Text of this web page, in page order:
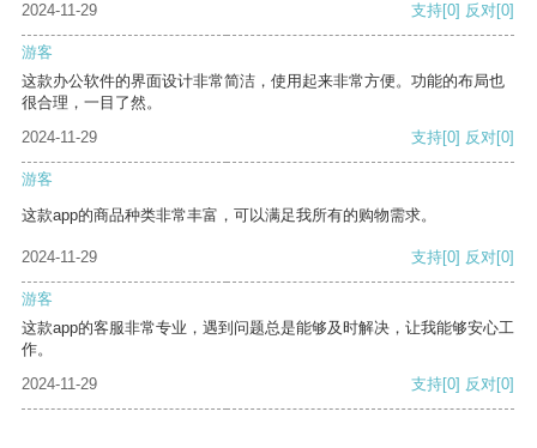
2024-11-29 支持[0] 反对[0]
游客
这款办公软件的界面设计非常简洁，使用起来非常方便。功能的布局也
很合理，一目了然。
2024-11-29
支持[0] 反对[0]
游客
这款app的商品种类非常丰富，可以满足我所有的购物需求。
2024-11-29 支持[0] 反对[0]
游客
这款app的客服非常专业，遇到问题总是能够及时解决，让我能够安心工
作。
2024-11-29
支持[0] 反对[0]